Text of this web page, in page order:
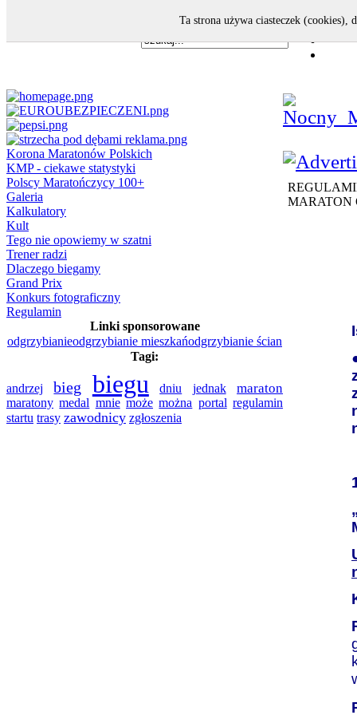
Korona Maratonów Polskich
KMP - ciekawe statystyki
Polscy Maratończycy 100+
Galeria
Kalkulatory
Kult
Tego nie opowiemy w szatni
Trener radzi
Dlaczego biegamy
Grand Prix
Konkurs fotograficzny
Regulamin
Linki sponsorowane
odgrzybianieodgrzybianie mieszkańodgrzybianie ścian
Tagi:
andrzej bieg biegu dniu jednak maraton
maratony medal mnie może można portal regulamin
startu trasy zawodnicy zgłoszenia
MARATON
Ta strona używa ciasteczek (cookies),